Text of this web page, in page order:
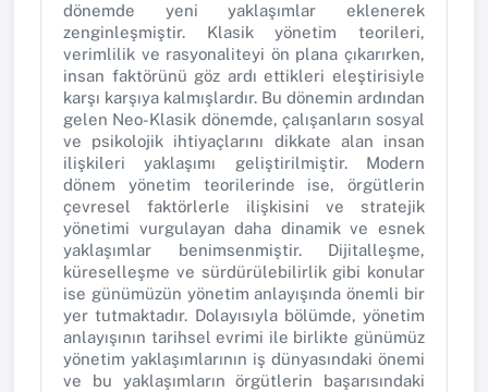
dönemde yeni yaklaşımlar eklenerek
zenginleşmiştir. Klasik yönetim teorileri,
verimlilik ve rasyonaliteyi ön plana çıkarırken,
insan faktörünü göz ardı ettikleri eleştirisiyle
karşı karşıya kalmışlardır. Bu dönemin ardından
gelen Neo-Klasik dönemde, çalışanların sosyal
ve psikolojik ihtiyaçlarını dikkate alan insan
ilişkileri yaklaşımı geliştirilmiştir. Modern
dönem yönetim teorilerinde ise, örgütlerin
çevresel faktörlerle ilişkisini ve stratejik
yönetimi vurgulayan daha dinamik ve esnek
yaklaşımlar benimsenmiştir. Dijitalleşme,
küreselleşme ve sürdürülebilirlik gibi konular
ise günümüzün yönetim anlayışında önemli bir
yer tutmaktadır. Dolayısıyla bölümde, yönetim
anlayışının tarihsel evrimi ile birlikte günümüz
yönetim yaklaşımlarının iş dünyasındaki önemi
ve bu yaklaşımların örgütlerin başarısındaki